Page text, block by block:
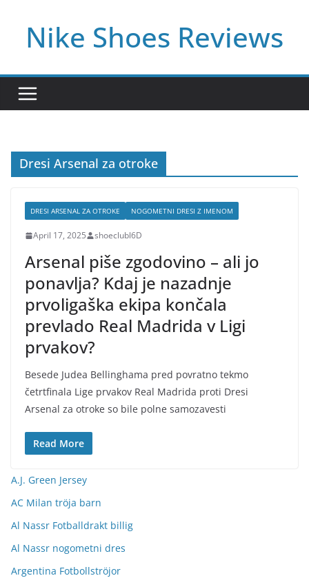
contentNike Shoes Reviews
Dresi Arsenal za otroke
DRESI ARSENAL ZA OTROKE NOGOMETNI DRESI Z IMENOM
April 17, 2025 shoeclubl6D
Arsenal piše zgodovino – ali jo
ponavlja? Kdaj je nazadnje
prvoligaška ekipa končala
prevlado Real Madrida v Ligi
prvakov?
Besede Judea Bellinghama pred povratno tekmo
četrtfinala Lige prvakov Real Madrida proti Dresi
Arsenal za otroke so bile polne samozavesti
Read More
A.J. Green Jersey
AC Milan tröja barn
Al Nassr Fotballdrakt billig
Al Nassr nogometni dres
Argentina Fotbollströjor